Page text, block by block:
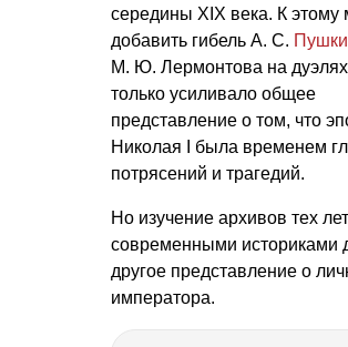
середины XIX века. К этому
добавить гибель А. С.
М. Ю. Лермонтова на
только усиливало общее
представление о том, что
Николая I была временем
потрясений и трагедий.
Но изучение архивов тех лет
современными историками
другое представление о
императора.